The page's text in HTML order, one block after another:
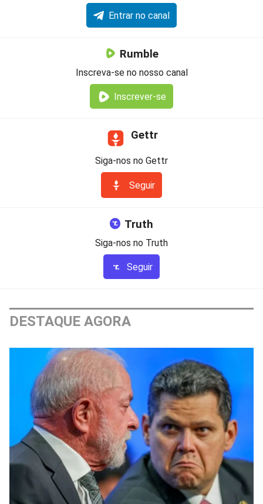
Entrar no canal
Rumble
Inscreva-se no nosso canal
Inscrever-se
Gettr
Siga-nos no Gettr
Seguir
Truth
Siga-nos no Truth
Seguir
DESTAQUE AGORA